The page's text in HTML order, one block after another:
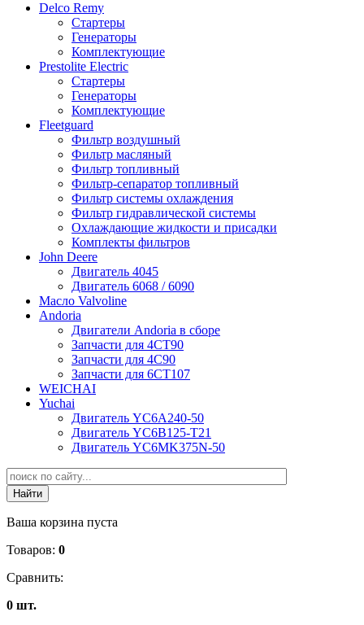
Delco Remy
Стартеры
Генераторы
Комплектующие
Prestolite Electric
Стартеры
Генераторы
Комплектующие
Fleetguard
Фильтр воздушный
Фильтр масляный
Фильтр топливный
Фильтр-сепаратор топливный
Фильтр системы охлаждения
Фильтр гидравлической системы
Охлаждающие жидкости и присадки
Комплекты фильтров
John Deere
Двигатель 4045
Двигатель 6068 / 6090
Масло Valvoline
Andoria
Двигатели Andoria в сборе
Запчасти для 4CT90
Запчасти для 4С90
Запчасти для 6CT107
WEICHAI
Yuchai
Двигатель YC6A240-50
Двигатель YC6B125-T21
Двигатель YC6MK375N-50
Ваша корзина пуста
Товаров: 0
Сравнить:
0 шт.